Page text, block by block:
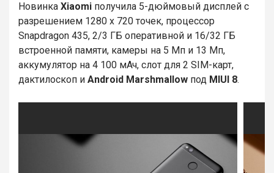
Новинка Xiaomi получила 5-дюймовый дисплей с
разрешением 1280 х 720 точек, процессор
Snapdragon 435, 2/3 ГБ оперативной и 16/32 ГБ
встроенной памяти, камеры на 5 Мп и 13 Мп,
аккумулятор на 4 100 мАч, слот для 2 SIM-карт,
дактилоскоп и Android Marshmallow под MIUI 8.